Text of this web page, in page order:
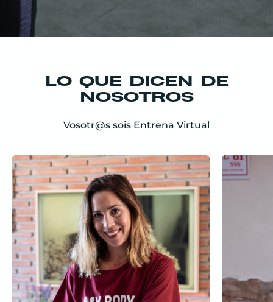
LO QUE DICEN DE
NOSOTROS
Vosotr@s sois Entrena Virtual